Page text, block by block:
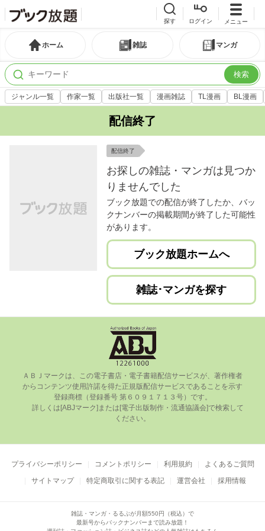
探す ログイン メニュー
ホーム 雑誌 マンガ
検索
ジャンル一覧 作家一覧 出版社一覧 漫画雑誌 TL漫画 BL漫画
配信終了
配信終了
お探しの雑誌・マンガは見つか
りませんでした
ブック放題での配信が終了したか、バッ
クナンバーの掲載期間が終了した可能性
があります。
ブック放題ホームへ
雑誌･マンガを探す
ＡＢＪマークは、この電⼦書店・電⼦書籍配信サービスが、著作権者
からコンテンツ使⽤許諾を得た正規版配信サービスであることを⽰す
登録商標（登録番号 第６０９１７１３号）です。
ください。
プライバシーポリシー コメントポリシー 利用規約
よくあるご質問
サイトマップ
特定商取引に関する表記 運営会社 採用情報
雑誌・マンガ・るるぶが月額550円（税込）で
最新号からバックナンバーまで読み放題！